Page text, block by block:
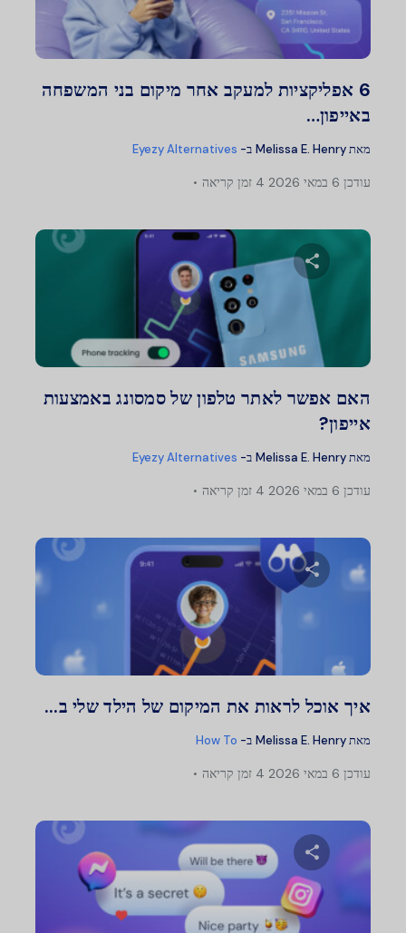
6 אפליקציות למעקב אחר מיקום בני המשפחה
באייפון…
מאתMelissa E. Henry ב- Eyezy Alternatives
עודכן 4 זמן קריאה
שתף מאמר זה
האם אפשר לאתר טלפון של סמסונג באמצעות
אייפון?
מאתMelissa E. Henry ב- Eyezy Alternatives
עודכן 4 זמן קריאה
שתף מאמר זה
איך אוכל לראות את המיקום של הילד שלי ב...
מאתMelissa E. Henry ב- How To
עודכן 4 זמן קריאה
שתף מאמר זה